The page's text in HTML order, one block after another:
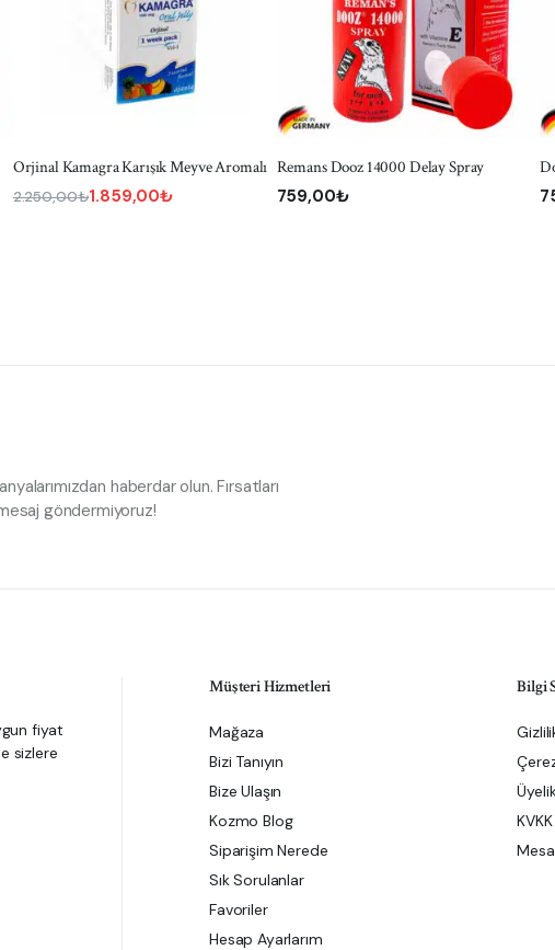
SEPETE EKLE
Orjinal Kamagra Karışık Meyve Aromalı
2.250,00₺1.859,00₺
SEPETE EKLE
Remans Dooz 14000 Delay Spray
759,00₺
haberdar olun. Fırsatları
göndermiyoruz!
fiyat
sizlere
Müşteri Hizmetleri
Mağaza
Bizi Tanıyın
Bize Ulaşın
Kozmo Blog
Siparişim Nerede
Sık Sorulanlar
Favoriler
Hesap Ayarlarım
Bilgi